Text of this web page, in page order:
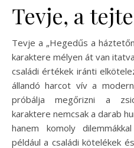
Tevje, a
Tevje a „Hegedűs a
karaktere mélyen át van
családi értékek iránti
állandó harcot vív a
próbálja megőrizni a
karaktere nemcsak a darab
hanem komoly
például a családi kötelékek